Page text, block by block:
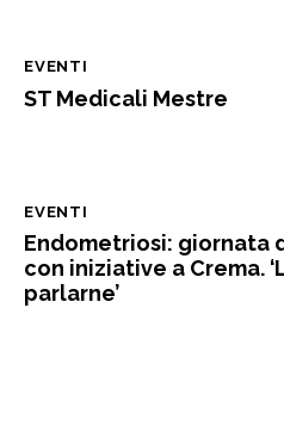
EVENTI
ST Medicali Mestre
EVENTI
Endometriosi: giornata
con iniziative a Crema.
parlarne’